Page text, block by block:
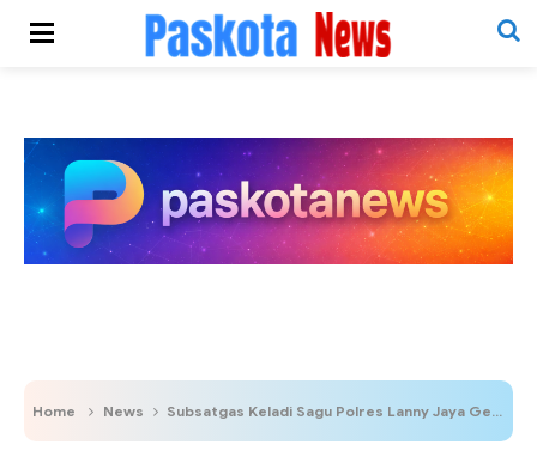
Home News Subsatgas Keladi Sagu Polres Lanny Jaya Gencarkan Pelayanan Kesehatan Gratis di Kampung-Kampung Terpencil